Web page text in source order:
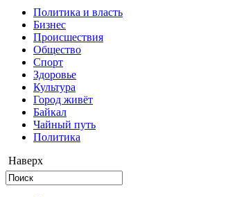
Политика и власть
Бизнес
Происшествия
Общество
Cпорт
Здоровье
Культура
Город живёт
Байкал
Чайный путь
Политика
Наверх